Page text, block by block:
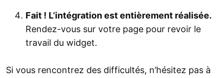
Fait ! L’intégration est entièrement réalisée.
Rendez-vous sur votre page pour revoir le
travail du widget.
Si vous rencontrez des difficultés, n’hésitez pas à